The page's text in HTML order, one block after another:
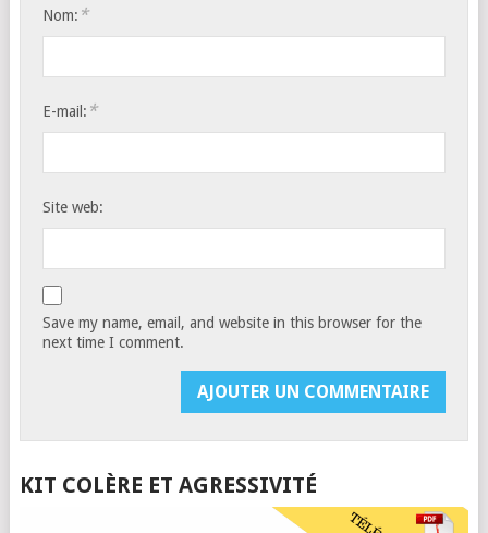
Nom: *
E-mail: *
Site web:
Save my name, email, and website in this browser for the
next time I comment.
KIT COLÈRE ET AGRESSIVITÉ